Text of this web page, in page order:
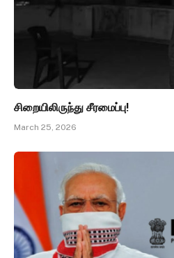
சிறையிலிருந்து சீரமைப்பு!
March 25, 2026